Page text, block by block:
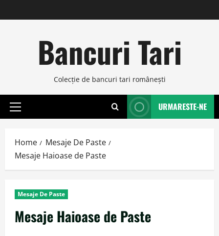
to
Bancuri Tari
Colecţie de bancuri tari româneşti
Primary
URMARESTE-NE
Home
Mesaje De Paste
Mesaje Haioase de Paste
Mesaje De Paste
Mesaje Haioase de Paste